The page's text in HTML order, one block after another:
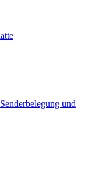
und